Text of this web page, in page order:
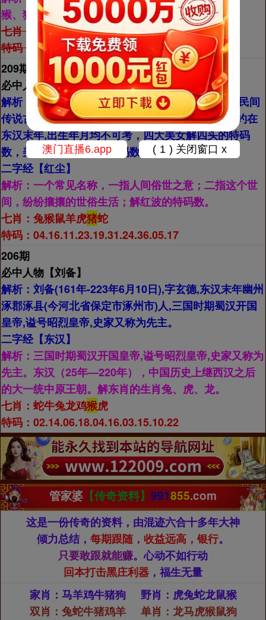
猴、狗、猪。
七肖：
虎猪兔鼠蛇牛羊
特码：05.17.20.32.04.19.19.31.14.26
209期
必中人物【貂蝉】
解析：
貂蝉,甘肃临洮(今甘肃省定西市临洮县)人,是民间
传说古代四大美女之一的“闭月”。貂蝉的生活年代约在
东汉末年,出生年月均不可考，四大美女解四头的特码
数，美女解吉美的生肖特码数。
二字经【红尘】
解析： 一个常见名称，一指人间俗世之意；二指这个世
间，纷纷攘攘的世俗生活；解红波的特码数。
七肖： 兔猴鼠羊虎猪蛇
特码：04.16.11.23.19.31.24.36.05.17
206期
必中人物【刘备】
解析： 刘备(161年-223年6月10日),字玄德,东汉末年幽州
涿郡涿县(今河北省保定市涿州市)人,三国时期蜀汉开国
皇帝,谥号昭烈皇帝,史家又称为先主。
二字经【东汉】
解析： 三国时期蜀汉开国皇帝,谥号昭烈皇帝,史家又称为
先主。东汉（25年—220年），中国历史上继西汉之后
的大一统中原王朝。解东肖的生肖兔、虎、龙。
七肖： 蛇牛兔龙鸡猴虎
特码：02.14.06.18.04.16.03.15.10.22
管家婆 【传奇资料】 991855.com
这是一份传奇的资料，由混迹六合十多年大神
倾力总结， 每期跟随，收益远高，银行。
只要敢跟就能赚。心动不如行动
回本打击黑庄利器 ，福生无量
家肖：马羊鸡牛猪狗 野肖：虎兔蛇龙鼠猴
双肖：兔蛇牛猪鸡羊 单肖：龙马虎猴鼠狗